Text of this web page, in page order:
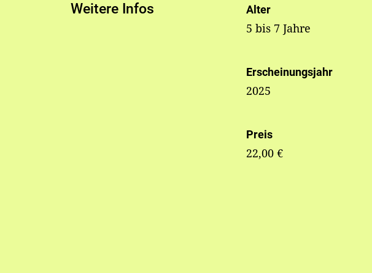
Weitere Infos Alter
5 bis 7 Jahre
Erscheinungsjahr
2025
Preis
22,00 €